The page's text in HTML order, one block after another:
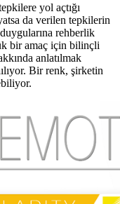
yol açtığı
da verilen tepkilerin
rehberlik
bir amaç için bilinçli
anlatılmak
Bir renk, şirketin